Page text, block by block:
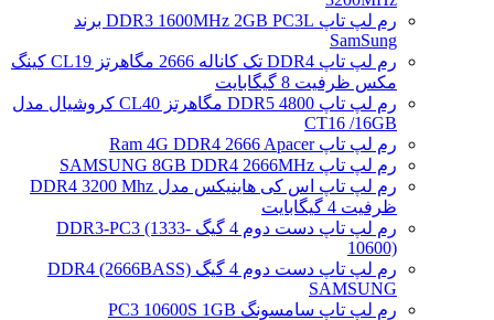
رم لپ تاپ DDR3 1600MHz 2GB PC3L برند
SamSung
رم لپ تاپ DDR4 تک کاناله 2666 مگاهرتز CL19 کینگ
مکس ظرفیت 8 گیگابایت
رم لپ تاپ DDR5 4800 مگاهرتز CL40 کروشیال مدل
CT16 /16GB
رم لپ تاپ Ram 4G DDR4 2666 Apacer
رم لپ تاپ SAMSUNG 8GB DDR4 2666MHz
رم لپ تاپ اس کی هاینیکس مدل DDR4 3200 Mhz
ظرفیت 4 گیگابایت
رم لپ تاپ دست دوم 4 گیگ DDR3-PC3 (1333-
10600)
رم لپ تاپ دست دوم 4 گیگ DDR4 (2666BASS)
SAMSUNG
رم لپ تاپ سامسونگ PC3 10600S 1GB